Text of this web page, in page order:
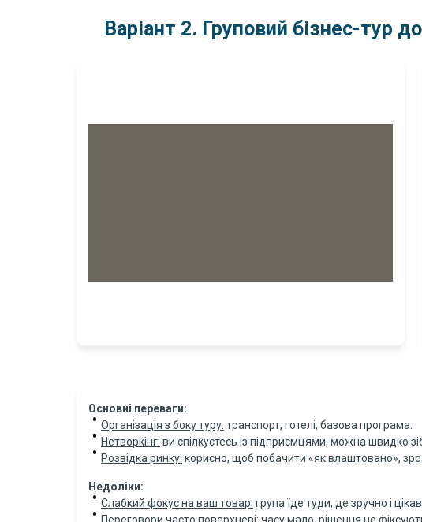
Варіант 2. Груповий бізнес-тур
Основні переваги:
Організація з боку туру: транспорт, готелі, базова програма.
Нетворкінг: ви спілкуєтесь із підприємцями, можна швидко
Розвідка ринку: корисно, щоб побачити «як влаштовано»,
Недоліки:
Слабкий фокус на ваш товар: група їде туди, де зручно і